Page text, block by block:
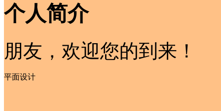
个人简介
朋友，欢迎您的到来！
平面设计